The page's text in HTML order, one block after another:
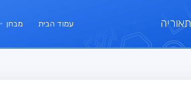
עמוד הבית מבחן